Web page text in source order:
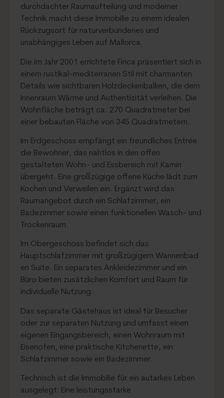
durchdachter Raumaufteilung und moderner
Technik macht diese Immobilie zu einem idealen
Rückzugsort für naturverbundenes und
unabhängiges Leben auf Mallorca.
Die im Jahr 2001 errichtete Finca präsentiert sich in
einem rustikal-mediterranen Stil mit charmanten
Details wie sichtbaren Holzdeckenbalken, die dem
Innenraum Wärme und Authentizität verleihen. Die
Wohnfläche beträgt ca. 270 Quadratmeter bei
einer bebauten Fläche von 345 Quadratmetern.
Im Erdgeschoss empfängt ein freundliches Entrée
die Bewohner, das nahtlos in den offen
gestalteten Wohn- und Essbereich mit Kamin
übergeht. Eine großzügige offene Küche lädt zum
Kochen und Verweilen ein. Ergänzt wird das
Raumangebot durch ein Schlafzimmer, ein
Badezimmer sowie einen funktionellen Wasch- und
Trockenraum.
Im Obergeschoss befindet sich das
Hauptschlafzimmer mit großzügigem Wannenbad
en Suite. Ein separates Ankleidezimmer und ein
Büro bieten zusätzlichen Komfort und Raum für
individuelle Nutzung.
Das separate Gästehaus ist ideal für Besucher
oder zur separaten Nutzung und umfasst einen
eigenen Eingangsbereich, einen Wohnraum mit
Eisenofen, eine praktische Kitchenette, ein
Schlafzimmer sowie ein Badezimmer.
Technisch ist die Immobilie für ein autarkes Leben
ausgelegt: Eine leistungsstarke